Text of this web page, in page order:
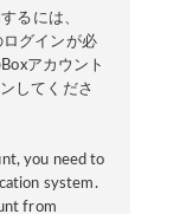
るには、
ログインが必
アカウント
してくださ
you need to
system.
from